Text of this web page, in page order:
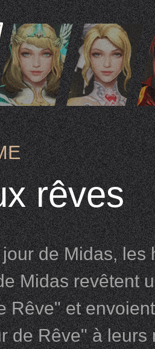
rêves
de Midas, les
Midas revêtent
Rêve" et
de Rêve" à leurs